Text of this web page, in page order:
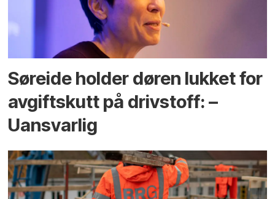
Søreide holder døren lukket for
avgiftskutt på drivstoff: –
Uansvarlig